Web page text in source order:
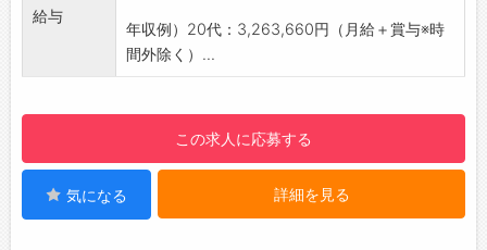
さまざまなスタッフの方が活躍しています♪
■社内イベントも充実！
会などの社内イベントもあります。
・年間イベントの開催数は、その年によって異
なりますが、10回以上開催される年もありま
【先輩社員の声】
す。
・メカニックにおいては、段階ごとに細かくミ
マネージャー」→「店長」→「本部スタッフ」
と、キャリアを描いていくことが可能です♪
【職場の雰囲気・社風】
・魅力の1つが、風通しの良さです！
給与
年収例）20代：3,263,660円（月給＋賞与※時
間外除く）...
この求人に応募する
気になる 詳細を見る